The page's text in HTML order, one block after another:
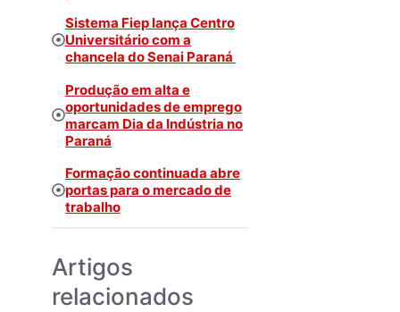
Sistema Fiep lança Centro
Universitário com a
chancela do Senai Paraná
Produção em alta e
oportunidades de emprego
marcam Dia da Indústria no
Paraná
Formação continuada abre
portas para o mercado de
trabalho
Artigos
relacionados